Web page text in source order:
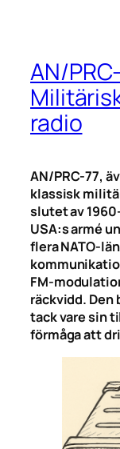
AN/
radio
AN/PRC-77,
klassisk
slutet av
USA:s armé
flera NATO-
FM-
räckvidd.
tack vare sin
förmåga att